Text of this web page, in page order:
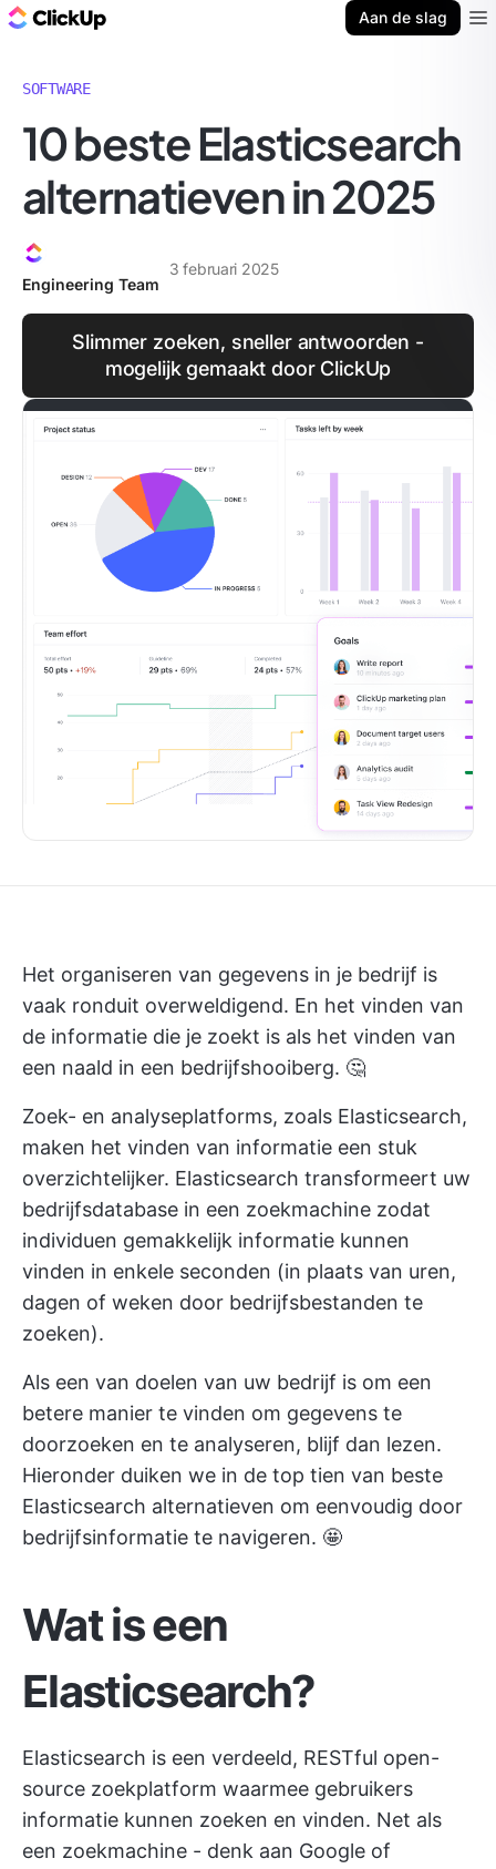
Aan de slag
SOFTWARE
10 beste Elasticsearch
alternatieven in 2025
Engineering Team
3 februari 2025
Slimmer zoeken, sneller antwoorden -
mogelijk gemaakt door ClickUp
Het organiseren van gegevens in je bedrijf is
vaak ronduit overweldigend. En het vinden van
de informatie die je zoekt is als het vinden van
een naald in een bedrijfshooiberg. 🤔
Zoek- en analyseplatforms, zoals Elasticsearch,
maken het vinden van informatie een stuk
overzichtelijker. Elasticsearch transformeert uw
bedrijfsdatabase in een zoekmachine zodat
individuen gemakkelijk informatie kunnen
vinden in enkele seconden (in plaats van uren,
dagen of weken door bedrijfsbestanden te
zoeken).
Als een van doelen van uw bedrijf is om een
betere manier te vinden om gegevens te
doorzoeken en te analyseren, blijf dan lezen.
Hieronder duiken we in de top tien van beste
Elasticsearch alternatieven om eenvoudig door
bedrijfsinformatie te navigeren. 🤩
Wat is een
Elasticsearch?
Elasticsearch is een verdeeld, RESTful open-
source zoekplatform waarmee gebruikers
informatie kunnen zoeken en vinden. Net als
een zoekmachine - denk aan Google of